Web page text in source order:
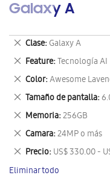
Galaxy A
Clase Galaxy A
Eliminar
este
artículo
Feature Tecnología AI
Eliminar
este
artículo
Color Awesome
Eliminar
este
artículo
Tamaño de pantalla
Eliminar
este
artículo
Memoria 256GB
Eliminar
este
artículo
Camara 24MP o más
Eliminar
este
artículo
Precio US$ 330.00 -
Eliminar
este
artículo
Eliminar todo